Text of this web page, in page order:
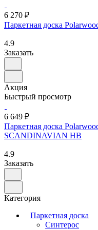
6 270 ₽
Паркетная доска
4.9
Заказать
Акция
Быстрый просмотр
6 649 ₽
Паркетная доска
SCANDINAVIAN HB
4.9
Заказать
Категория
Паркетная доска
Синтерос